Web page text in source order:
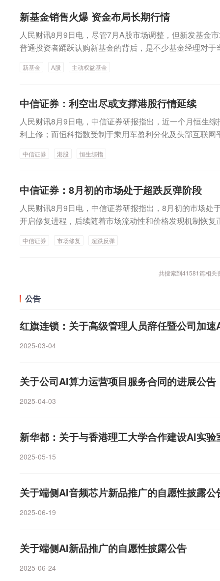
点相距4—5个月，右侧次高点能达到左侧高点的八至九
层面分歧消除且拥挤度回落，目前AI科技M顶第二波行情
后A股牛途继续，结构上均衡布局，成长或向AI应用扩散
优的医药券商、受益政策的内需。兴业证券：后续行情
大跌后AI的景气优势和产业趋势并没有证伪，但估值和
修的新叙事，尤其是AI新应用与新场景的打开，行情将更
注的产业事件和催化包括三点，一是更多美股AI硬件厂
entum、思科、应用材料，月末的英伟达。二是海外流动
I应用的验证和催化：Grok 4.6大模型发布、谷歌新品发
提高重视。从景气边际变化角度，其他值得关注的方向
源（电池储能、电网）、AI上游材料（玻纤、小金属等）
券：短期内市场或继续反弹，关注三条业绩主线一方面
期有所降温，市场风险偏好有望回升；另一方面，近期海
于海外AI capex可持续性，但2020年以来至少两轮类似
当前国内外科技盈利均保持高增长，同时整体盈利增速
上市扰动逐步消退，以及A股对海外冲击敏感性持续下降
望成为市场从估值消化切换至盈利驱动的拐点，财报季或
口。配置上建议围绕三条业绩主线展开。首先是科技硬件
回升，业绩兑现确定性高；第三条主线为出口制造（储能
（订单拐点）等方向半年报景气度同样值得关注，整体
局。国金证券：注意力的转换时刻3月以来，市场聚焦宏
的变化是资产定价核心；当下镜像错误可能在重演，当
整体下行转换进入整体上行时期，美伊冲突只决定内部分
资金的核心回流方向。中银证券：科技主线或面临“去伪
调整后，市场对于盈利因子计价过于悲观，高盈利组合明
线或面临“去伪存真”：具备实际业绩支撑的环节有望在半
行情，而纯概念炒作、无营收兑现的标的或将明显承压。
正在向其他高景气主线扩散——有色等同样具备半年报高
本摊销完毕，而国内厂商普遍正处于高额折旧摊销期，折
三是验证及爬坡周期长，12英寸产线从投产到达产，从
常需要3—5年的过程，这也是半导体硅片国产化进程中必
昂微是A股半导体硅片厂商中首家半年报盈利的公司。西
司将聚焦能力保障、产品结构优化，实现高品质硝化棉
年扭亏为盈华智数媒主要从事精品影视剧内容生产。
总收入5397.85万元，同比增加21.53%；归属于母公司
同比增加160.73%，实现扭亏。2026年上半年，华智数
动影游、AI科技、互联网营销服务、IP运营等五大新赛
创作、生产、传播、运营全流程。 短剧出海方面，华智
的网文、网剧、网游文化“新三样”出海，抢抓机遇，推进
（浙江）短剧出海总部基地。上半年，公司短剧出海业务
与商业变现的完整闭环。IP运营方面，华智数媒正系统
极拓展新形态的IP运营业务。华智数媒同时提醒，上述
段，在公司整体营收中占比较低。
突破80万名。据介绍，摩尔线程-U在原有“AI 工厂”的基础
万卡级别超大规模智算集群能力，为万亿级参数大模型预
任务提供高性能AI Infra和基础软件支持；词元生产工厂
模型推理业务，服务互联网、大模型客户及政企行业客
水平和核心竞争力，公司拟发行境外上市外资股（H 股
主板挂牌上市 。从行业情况来看，伴随大模型训练集群
全面放量，第一代智算中心的扩容与升级正迎来确定性的
斯特沙利文预测，中国AI芯片市场规模将由2024年的
亿元。在此背景下，国内AI芯片厂商正陆续步入业绩兑
公司股东的净利润23.11亿元，同比增长122.61%；实现
净利润21.66亿元，同比增长137.30%。（证券时报）
净偿还额均超过1亿元，依次为4.57亿元、2.11亿元、
金加码AI芯片龙头及PCB热门股个股方面，近一周，共
上。寒武纪高居榜首，融资净买入额高达31.81亿元；胜
创紧随其后，净买入额依次为7.54亿元、5.99亿元、5.17
通、协创数据、海康威视融资净买入额均在4亿元以上。
同期大幅增长；归母净利润23.11亿元，同比增长
芯片及加速卡在互联网、运营商、金融、能源等多个重点
产头部大模型适配加深，将进一步打开公司成长空间，维
及上市不久的C嘉立创均属于PCB板块。华金证券的新股
38.84亿元，占比39.31%；电子元器件业务营收36.51亿
股价持续大涨，7月31日至今，累计涨幅高达55.36%。
中表示，公司持续巩固在全球PCB制造领域的技术领先
长。公司现有产线当前在手订单饱满，业务进展顺利，
来增量。在AI等产业加速发展的背景下，全球PCB行业
计到2030年，全球PCB行业产值将达到1233.48亿美元，
7%。此外，长鑫科技、澜起科技等存储芯片概念股，以
产业龙头股，近一周也获得融资资金的青睐。融资资金
统计，有5股近一周融资净偿还额均超过3亿元，分别是
份、华能水电和永鼎股份，金额依次为15.39亿元、4.88
增长，产品结构优化，公司预计销售收入和净利润较上年
司对市场需求端充满信心，下半年及明年的订单能见度已
新基金销售火爆 资金布局长期行情
人民财讯8月9日电，尽管7月A股市场调整，但新发基金
普通投资者踊跃认购新基金的背后，是不少基金经理对
新基金 A股 主动权益基金
中信证券：利空出尽或支撑港股行情延续
人民财讯8月9日电，中信证券研报指出，近一个月恒生
利上修；而恒科指数受制于乘用车盈利分化及头部互联
费、地产及资讯科技预期遭下调。交易层面呈现资金回
债”资产；进攻端聚焦互联网巨头、双向资金加仓的机器
金属的催化布局。
中信证券 港股 恒生综指
中信证券：8月初的市场处于超跌反弹阶段
人民财讯8月9日电，中信证券研报指出，8月初的市场
开启修复进程，后续随着市场流动性和价格发现机制恢
向进行再平衡。维持“三个收敛”的中期判断，即：1）
极致分化趋于收敛。在科技板块内部，建议借着AI涨价
创新药以及有出海潜力的头部券商。
中信证券 市场修复 超跌反弹
共搜索到41581篇相关
公告
红旗连锁：关于高级管理人员辞任暨公司加
2025-03-04
关于公司AI算力运营项目服务合同的进展公告
2025-04-03
新华都：关于与香港理工大学合作建设AI实验
2025-05-15
关于端侧AI音频芯片新品推广的自愿性披露公
2025-06-19
关于端侧AI新品推广的自愿性披露公告
2025-06-24